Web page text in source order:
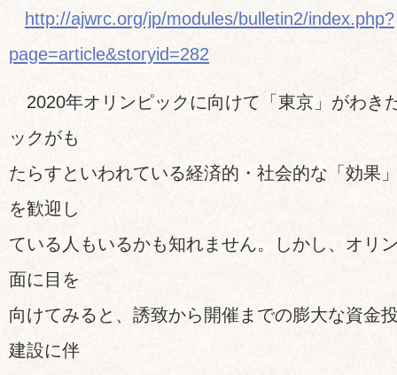
http://ajwrc.org/jp/modules/bulletin2/index.php?
page=article&storyid=282
2020年オリンピックに向けて「東京」がわき
ックがも
たらすといわれている経済的・社会的な「効果
を歓迎し
ている人もいるかも知れません。しかし、オリ
面に目を
向けてみると、誘致から開催までの膨大な資金
建設に伴